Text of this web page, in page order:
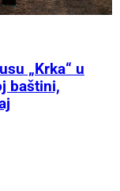
„Krka“ u
baštini,